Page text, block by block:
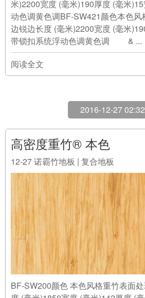
米)2200宽度 (毫米)190厚度 (毫米
动色调黄色调BF-SW421颜色本色风
边锐边长度 (毫米)2200宽度 (毫米
带锁扣系统浮动色调黄色调 & ...
阅读全文
高密度重竹® 本色
12-27诺霸竹地板 | 复合地板
BF-SW200颜色 本色风格重竹表面
度 (毫米)1850宽度 (毫米)142厚度 (
统浮动色调黄色调